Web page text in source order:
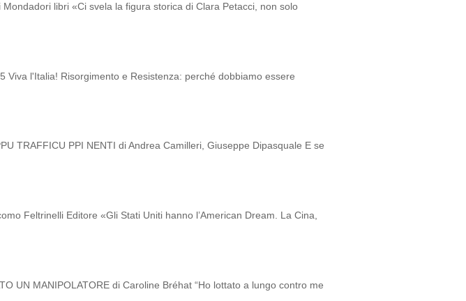
libri «Ci svela la figura storica di Clara Petacci, non solo
Viva l'Italia! Risorgimento e Resistenza: perché dobbiamo essere
TRAFFICU PPI NENTI di Andrea Camilleri, Giuseppe Dipasquale E se
Feltrinelli Editore «Gli Stati Uniti hanno l’American Dream. La Cina,
UN MANIPOLATORE di Caroline Bréhat “Ho lottato a lungo contro me